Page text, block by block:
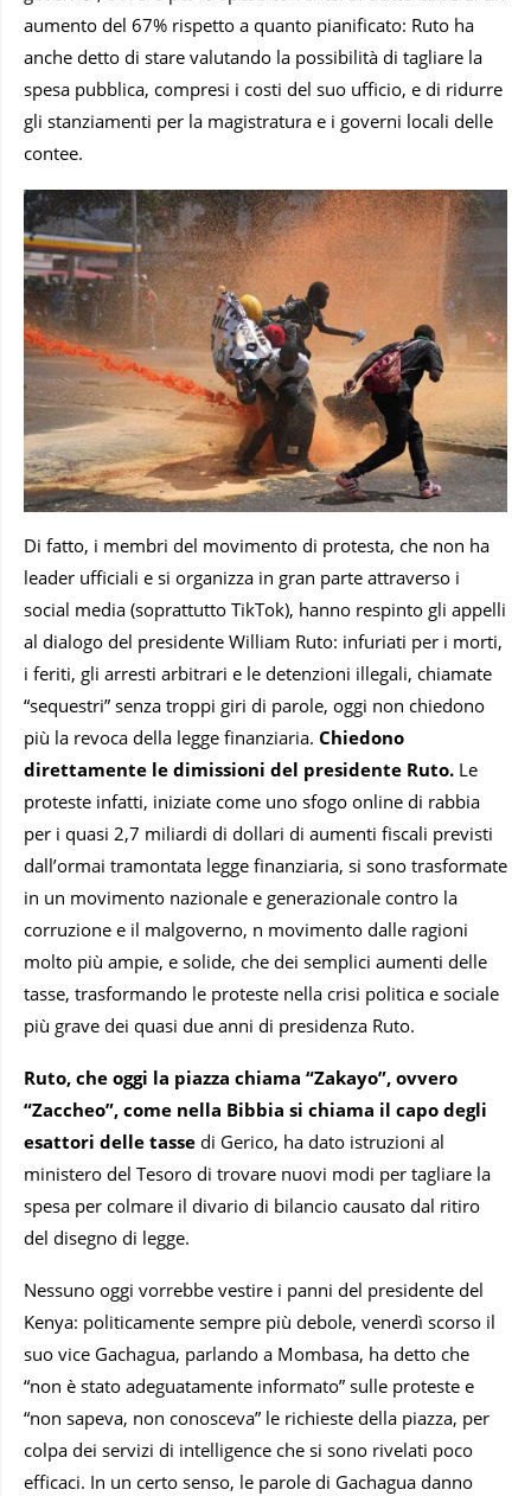
aumento del 67% rispetto a quanto pianificato: Ruto ha
anche detto di stare valutando la possibilità di tagliare la
spesa pubblica, compresi i costi del suo ufficio, e di ridurre
gli stanziamenti per la magistratura e i governi locali delle
contee.
Di fatto, i membri del movimento di protesta, che non ha
leader ufficiali e si organizza in gran parte attraverso i
social media (soprattutto TikTok), hanno respinto gli appelli
al dialogo del presidente William Ruto: infuriati per i morti,
i feriti, gli arresti arbitrari e le detenzioni illegali, chiamate
“sequestri” senza troppi giri di parole, oggi non chiedono
più la revoca della legge finanziaria. Chiedono
direttamente le dimissioni del presidente Ruto. Le
proteste infatti, iniziate come uno sfogo online di rabbia
per i quasi 2,7 miliardi di dollari di aumenti fiscali previsti
dall’ormai tramontata legge finanziaria, si sono trasformate
in un movimento nazionale e generazionale contro la
corruzione e il malgoverno, n movimento dalle ragioni
molto più ampie, e solide, che dei semplici aumenti delle
tasse, trasformando le proteste nella crisi politica e sociale
più grave dei quasi due anni di presidenza Ruto.
Ruto, che oggi la piazza chiama “Zakayo”, ovvero
“Zaccheo”, come nella Bibbia si chiama il capo degli
esattori delle tasse di Gerico, ha dato istruzioni al
ministero del Tesoro di trovare nuovi modi per tagliare la
spesa per colmare il divario di bilancio causato dal ritiro
del disegno di legge.
Nessuno oggi vorrebbe vestire i panni del presidente del
Kenya: politicamente sempre più debole, venerdì scorso il
suo vice Gachagua, parlando a Mombasa, ha detto che
“non è stato adeguatamente informato” sulle proteste e
“non sapeva, non conosceva” le richieste della piazza, per
colpa dei servizi di intelligence che si sono rivelati poco
efficaci. In un certo senso, le parole di Gachagua danno